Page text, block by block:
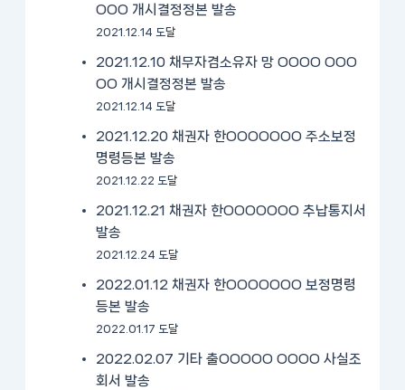
OOO 개시결정정본 발송
2021.12.14 도달
2021.12.10 채무자겸소유자 망 OOOO OOO
OO 개시결정정본 발송
2021.12.14 도달
2021.12.20 채권자 한OOOOOOO 주소보정
명령등본 발송
2021.12.22 도달
2021.12.21 채권자 한OOOOOOO 추납통지서
발송
2021.12.24 도달
2022.01.12 채권자 한OOOOOOO 보정명령
등본 발송
2022.01.17 도달
2022.02.07 기타 출OOOOO OOOO 사실조
회서 발송